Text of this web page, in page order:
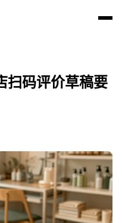
扫码评价草稿要